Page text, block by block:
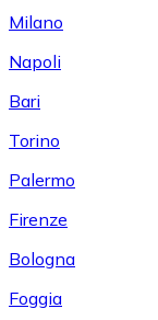
Milano
Napoli
Bari
Torino
Palermo
Firenze
Bologna
Foggia